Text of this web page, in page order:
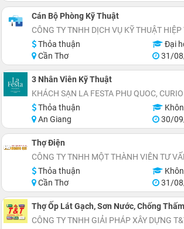
Cán Bộ Phòng Kỹ Thuật
CÔNG TY TNHH DỊCH VỤ KỸ THUẬT
Thỏa thuận
Đại
Cần Thơ
31/
3 Nhân Viên Kỹ Thuật
Thỏa thuận
An Giang
30/
Thợ Điện
Thỏa thuận
Cần Thơ
31/
Thợ Ốp Lát Gạch, Sơn Nước, Chống Thấm
CÔNG TY TNHH GIẢI PHÁP XÂY DỰNG